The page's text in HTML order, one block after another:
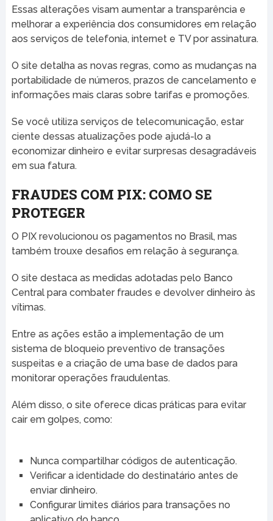
Essas alterações visam aumentar a transparência e
melhorar a experiência dos consumidores em relação
aos serviços de telefonia, internet e TV por assinatura.
O site detalha as novas regras, como as mudanças na
portabilidade de números, prazos de cancelamento e
informações mais claras sobre tarifas e promoções.
Se você utiliza serviços de telecomunicação, estar
ciente dessas atualizações pode ajudá-lo a
economizar dinheiro e evitar surpresas desagradáveis
em sua fatura.
FRAUDES COM PIX: COMO SE
PROTEGER
O PIX revolucionou os pagamentos no Brasil, mas
também trouxe desafios em relação à segurança.
O site destaca as medidas adotadas pelo Banco
Central para combater fraudes e devolver dinheiro às
vítimas.
Entre as ações estão a implementação de um
sistema de bloqueio preventivo de transações
suspeitas e a criação de uma base de dados para
monitorar operações fraudulentas.
Além disso, o site oferece dicas práticas para evitar
cair em golpes, como:
Nunca compartilhar códigos de autenticação.
Verificar a identidade do destinatário antes de
enviar dinheiro.
Configurar limites diários para transações no